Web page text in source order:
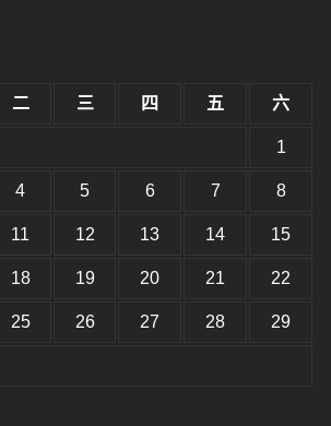
小。
二 三 四 五 六
1
4 5 6 7 8
11 12 13 14 15
18 19 20 21 22
25 26 27 28 29